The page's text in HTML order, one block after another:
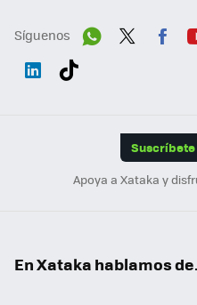
Síguenos
Suscríbete
Apoya a Xataka y
En Xataka hablamos